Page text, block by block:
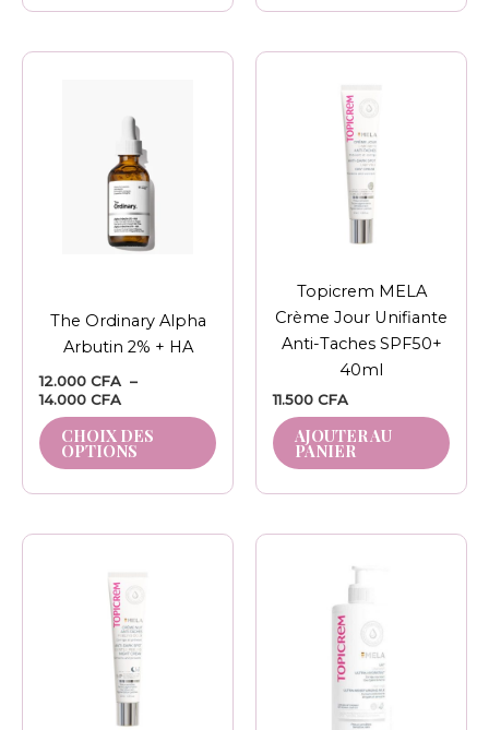
The Ordinary Alpha
Arbutin 2% + HA
12.000 CFA –
14.000 CFA
12.000 CFA
14.000 CFA
CHOIX DES
OPTIONS
Ce
produit
Topicrem MELA
Crème Jour Unifiante
Anti-Taches SPF50+
40ml
11.500 CFA
AJOUTER AU
PANIER